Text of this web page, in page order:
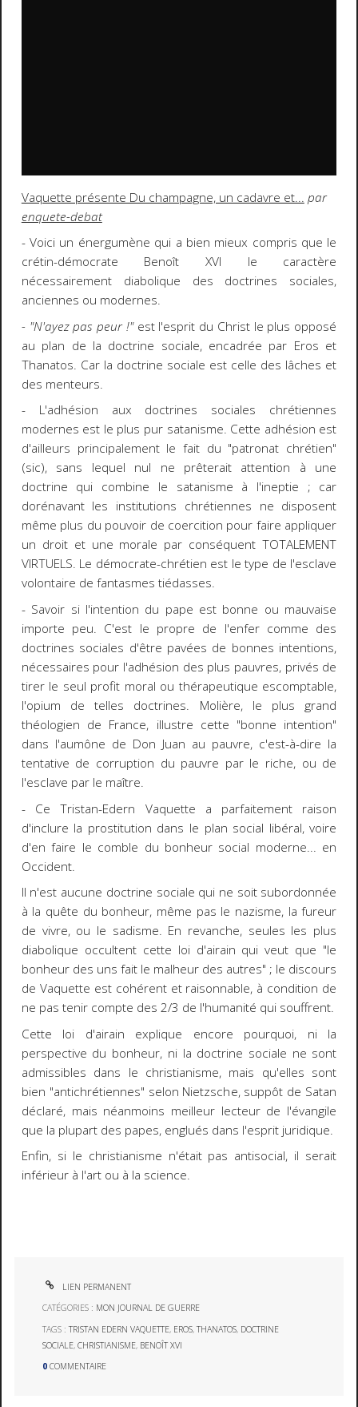
Vaquette présente Du champagne, un cadavre et... par
enquete-debat
- Voici un énergumène qui a bien mieux compris que le
crétin-démocrate Benoît XVI le caractère
nécessairement diabolique des doctrines sociales,
anciennes ou modernes.
- "N'ayez pas peur !" est l'esprit du Christ le plus opposé
au plan de la doctrine sociale, encadrée par Eros et
Thanatos. Car la doctrine sociale est celle des lâches et
des menteurs.
- L'adhésion aux doctrines sociales chrétiennes
modernes est le plus pur satanisme. Cette adhésion est
d'ailleurs principalement le fait du "patronat chrétien"
(sic), sans lequel nul ne prêterait attention à une
doctrine qui combine le satanisme à l'ineptie ; car
dorénavant les institutions chrétiennes ne disposent
même plus du pouvoir de coercition pour faire appliquer
un droit et une morale par conséquent TOTALEMENT
VIRTUELS. Le démocrate-chrétien est le type de l'esclave
volontaire de fantasmes tiédasses.
- Savoir si l'intention du pape est bonne ou mauvaise
importe peu. C'est le propre de l'enfer comme des
doctrines sociales d'être pavées de bonnes intentions,
nécessaires pour l'adhésion des plus pauvres, privés de
tirer le seul profit moral ou thérapeutique escomptable,
l'opium de telles doctrines. Molière, le plus grand
théologien de France, illustre cette "bonne intention"
dans l'aumône de Don Juan au pauvre, c'est-à-dire la
tentative de corruption du pauvre par le riche, ou de
l'esclave par le maître.
- Ce Tristan-Edern Vaquette a parfaitement raison
d'inclure la prostitution dans le plan social libéral, voire
d'en faire le comble du bonheur social moderne... en
Occident.
Il n'est aucune doctrine sociale qui ne soit subordonnée
à la quête du bonheur, même pas le nazisme, la fureur
de vivre, ou le sadisme. En revanche, seules les plus
diabolique occultent cette loi d'airain qui veut que "le
bonheur des uns fait le malheur des autres" ; le discours
de Vaquette est cohérent et raisonnable, à condition de
ne pas tenir compte des 2/3 de l'humanité qui souffrent.
Cette loi d'airain explique encore pourquoi, ni la
perspective du bonheur, ni la doctrine sociale ne sont
admissibles dans le christianisme, mais qu'elles sont
bien "antichrétiennes" selon Nietzsche, suppôt de Satan
déclaré, mais néanmoins meilleur lecteur de l'évangile
que la plupart des papes, englués dans l'esprit juridique.
Enfin, si le christianisme n'était pas antisocial, il serait
inférieur à l'art ou à la science.
LIEN PERMANENT
CATÉGORIES : MON JOURNAL DE GUERRE
TAGS :TRISTAN EDERN VAQUETTE, EROS,THANATOS, DOCTRINE
SOCIALE,CHRISTIANISME, BENOÎT XVI
0 COMMENTAIRE